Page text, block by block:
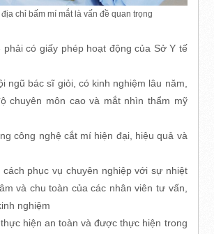
chỉ bấm mí mắt là vấn đề quan trọng
phải có giấy phép hoạt động của Sở Y tế
ngũ bác sĩ giỏi, có kinh nghiệm lâu năm,
chuyên môn cao và mắt nhìn thẩm mỹ
công nghệ cắt mí hiện đại, hiệu quả và
cách phục vụ chuyên nghiệp với sự nhiệt
và chu toàn của các nhân viên tư vấn,
nghiệm
hiện an toàn và được thực hiện trong